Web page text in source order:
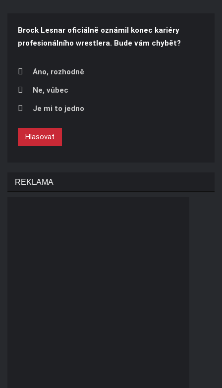
Brock Lesnar oficiálně oznámil konec kariéry
profesionálního wrestlera. Bude vám chybět?
Áno, rozhodně
Ne, vůbec
Je mi to jedno
Hlasovat
REKLAMA